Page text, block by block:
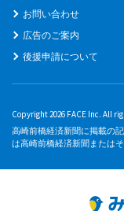
お問い合わせ
広告のご案内
後援申請について
Copyright 2026 FACE Inc. All
高崎前橋経済新聞に掲載の
は高崎前橋経済新聞または